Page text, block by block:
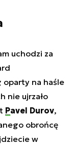
uchodzi za
oparty na haśle
nie ujrzało
Pavel Durov,
obrońcę
w